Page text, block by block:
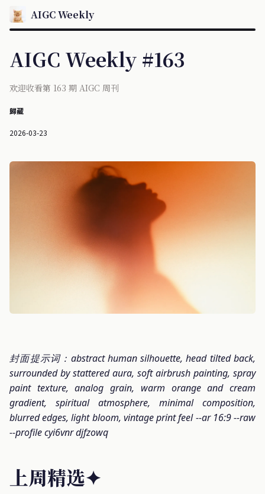
AIGC Weekly
AIGC Weekly #163
欢迎收看第 163 期 AIGC 周刊
歸藏
2026-03-23
封面提示词：abstract human silhouette, head tilted back,
surrounded by stattered aura, soft airbrush painting, spray
paint texture, analog grain, warm orange and cream
gradient, spiritual atmosphere, minimal composition,
blurred edges, light bloom, vintage print feel --ar 16:9 --raw
--profile cyi6vnr djfzowq
上周精选✦